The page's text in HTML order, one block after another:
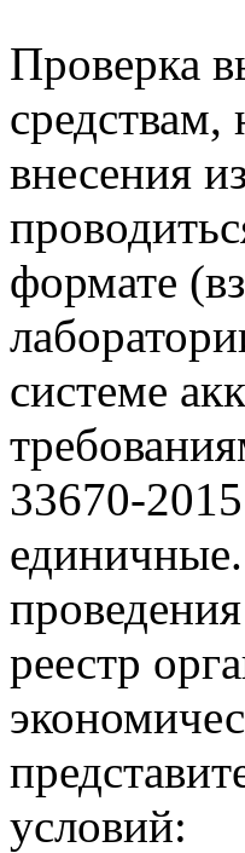
Проверка
средствам,
внесения
формате
системе
33670-
реестр
условий: